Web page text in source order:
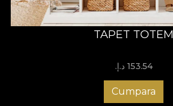
TAPET TOTEM
153.54 د.إ.‏
Cumpara